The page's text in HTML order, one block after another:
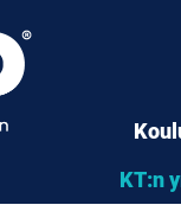
KT:n